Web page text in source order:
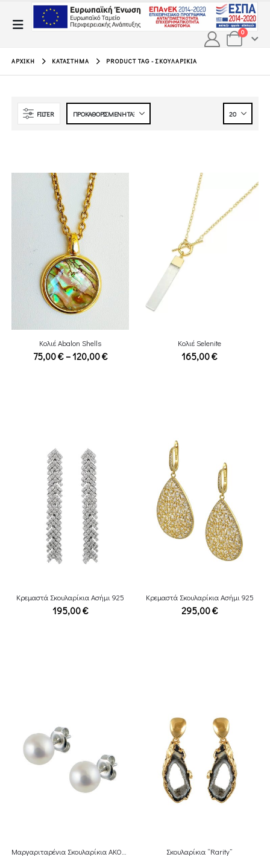
0
ΑΡΧΙΚΉ ΚΑΤΆΣΤΗΜΑ PRODUCT TAG -ΣΚΟΥΛΑΡΊΚΙΑ
FILTER
Κολιέ Abalon Shells
75,00€–120,00€Price
Κολιέ Selenite
165,00€
Κρεμαστά Σκουλαρίκια Ασήμι 925
195,00€
Κρεμαστά Σκουλαρίκια Ασήμι 925
295,00€
Σκουλαρίκια “Rarity”